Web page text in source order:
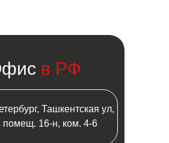
в РФ
Ташкентская ул,
помещ. 16-н, ком. 4-6